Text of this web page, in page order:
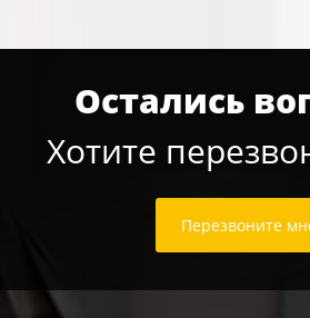
Остались
Хотите
Перезвоните